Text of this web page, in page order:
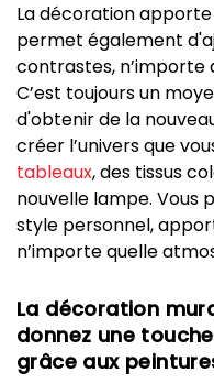
La décoration apporte
permet également
contrastes, n’importe
C’est toujours un
d'obtenir de la
créer l’univers que
tableaux, des tissus
nouvelle lampe. Vous
style personnel,
n’importe quelle
La décoration
donnez une
grâce aux